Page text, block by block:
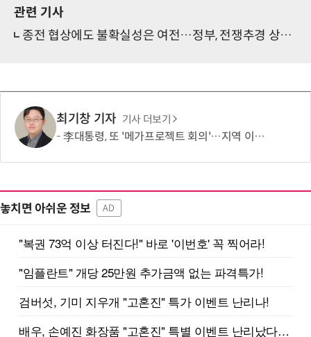
관련 기사
종전 협상에도 불확실성은 여전…정부, 전쟁추경 상반기 85% 집행
최기창 기자 기사 더보기
李대통령, 또 '메가프로젝트 회의'…지역 이기주의·주 52시간제 해법 주목
놓치면 아쉬운 정보 AD